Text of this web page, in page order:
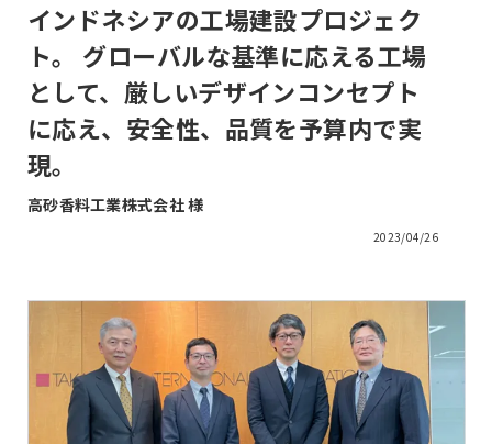
インドネシアの工場建設プロジェク
ト。 グローバルな基準に応える工場
として、厳しいデザインコンセプト
に応え、安全性、品質を予算内で実
現。
高砂香料工業株式会社 様
2023/04/26